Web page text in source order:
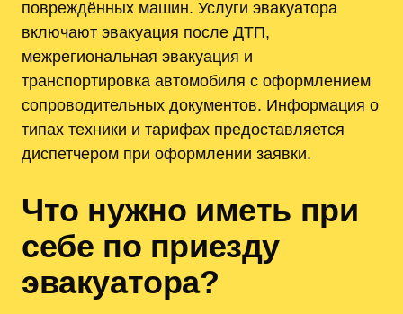
повреждённых машин. Услуги эвакуатора
включают эвакуация после ДТП,
межрегиональная эвакуация и
транспортировка автомобиля с оформлением
сопроводительных документов. Информация о
типах техники и тарифах предоставляется
диспетчером при оформлении заявки.
Что нужно иметь при
себе по приезду
эвакуатора?